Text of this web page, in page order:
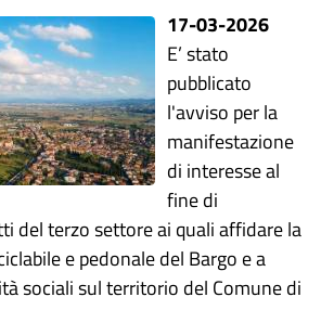
17-03-2026
E’ stato
pubblicato
l'avviso per la
manifestazione
di interesse al
fine di
del terzo settore ai quali affidare la
e pedonale del Bargo e a
sociali sul territorio del Comune di